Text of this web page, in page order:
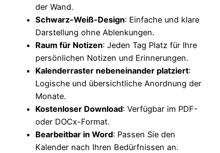
der Wand.
Schwarz-Weiß-Design: Einfache und klare
Darstellung ohne Ablenkungen.
Raum für Notizen: Jeden Tag Platz für Ihre
persönlichen Notizen und Erinnerungen.
Kalenderraster nebeneinander platziert:
Logische und übersichtliche Anordnung der
Monate.
Kostenloser Download: Verfügbar im PDF-
oder DOCx-Format.
Bearbeitbar in Word: Passen Sie den
Kalender nach Ihren Bedürfnissen an.